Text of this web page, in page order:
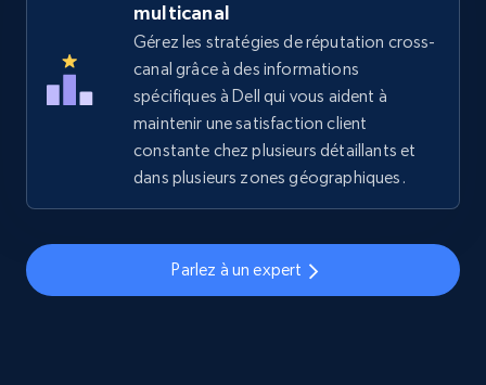
URL, Product id, Title, Seller name, Seller rating,
Seller reviews, Breadcrumbs, Root category, and
more.
359+ Commencer
multicanal
Gérez les stratégies de réputation cross-
canal grâce à des informations
spécifiques à Dell qui vous aident à
maintenir une satisfaction client
constante chez plusieurs détaillants et
dans plusieurs zones géographiques.
Parlez à un expert